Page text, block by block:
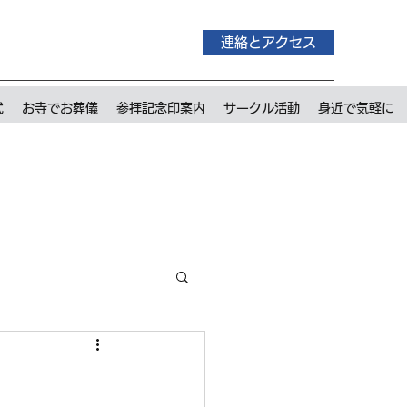
連絡とアクセス
お寺でお葬儀 参拝記念印案内 サークル活動 身近で気軽に